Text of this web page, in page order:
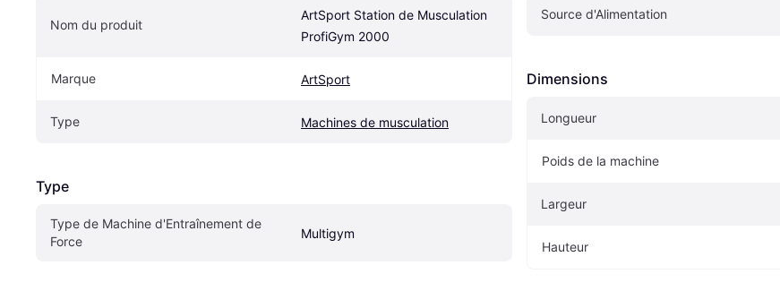
Nom du produit
ArtSport Station de Musculation
ProfiGym 2000
Marque ArtSport
Type Machines de musculation
Type
Type de Machine d'Entraînement de
Force
Multigym
Source d'Alimentation
Dimensions
Longueur
Poids de la machine
Largeur
Hauteur